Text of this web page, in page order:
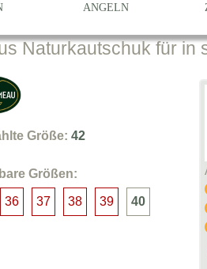
ANGELN
Naturkautschuk für in
Größe: 42
Größen:
36 37 38 39 40